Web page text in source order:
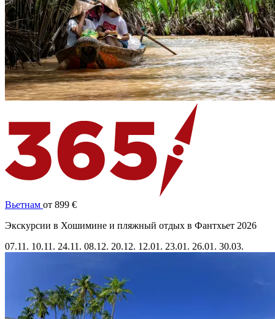
Вьетнам от 899 €
Экскурсии в Хошимине и пляжный отдых в Фантхьет 2026
07.11. 10.11. 24.11. 08.12. 20.12. 12.01. 23.01. 26.01. 30.03.